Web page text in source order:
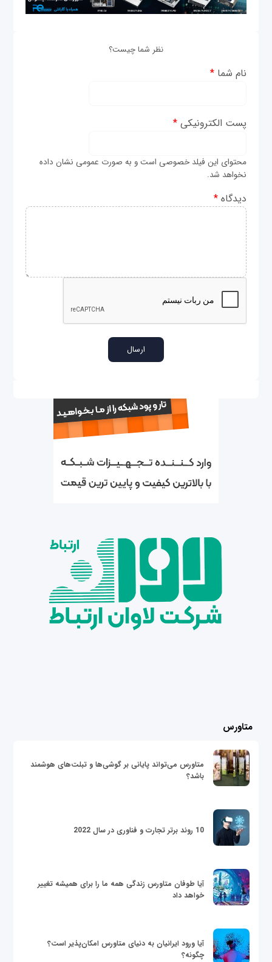
نظر شما چیست؟
نام شما*
پست الکترونیکی*
محتوای این فیلد خصوصی است و به صورت عمومی نشان داده
نخواهد شد.
دیدگاه*
متاورس
متاورس می‌تواند پایانی بر گوشی‌ها و تبلت‌های هوشمند
باشد؟
10 روند برتر تجارت و فناوری در سال 2022
آیا طوفان متاورس زندگی همه ما را برای همیشه تغییر
خواهد داد
آیا ورود ایرانیان به دنیای متاورس امکان‌پذیر است؟
چگونه؟